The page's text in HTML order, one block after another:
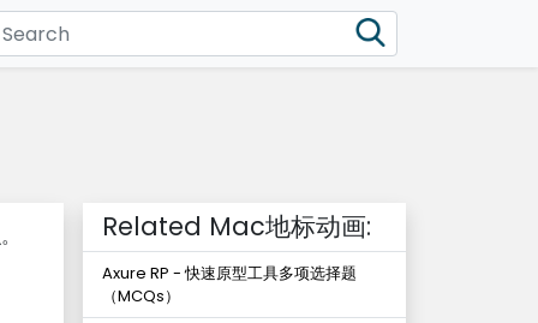
Related Mac地标动画:
Axure RP - 快速原型工具多项选择题
（MCQs）